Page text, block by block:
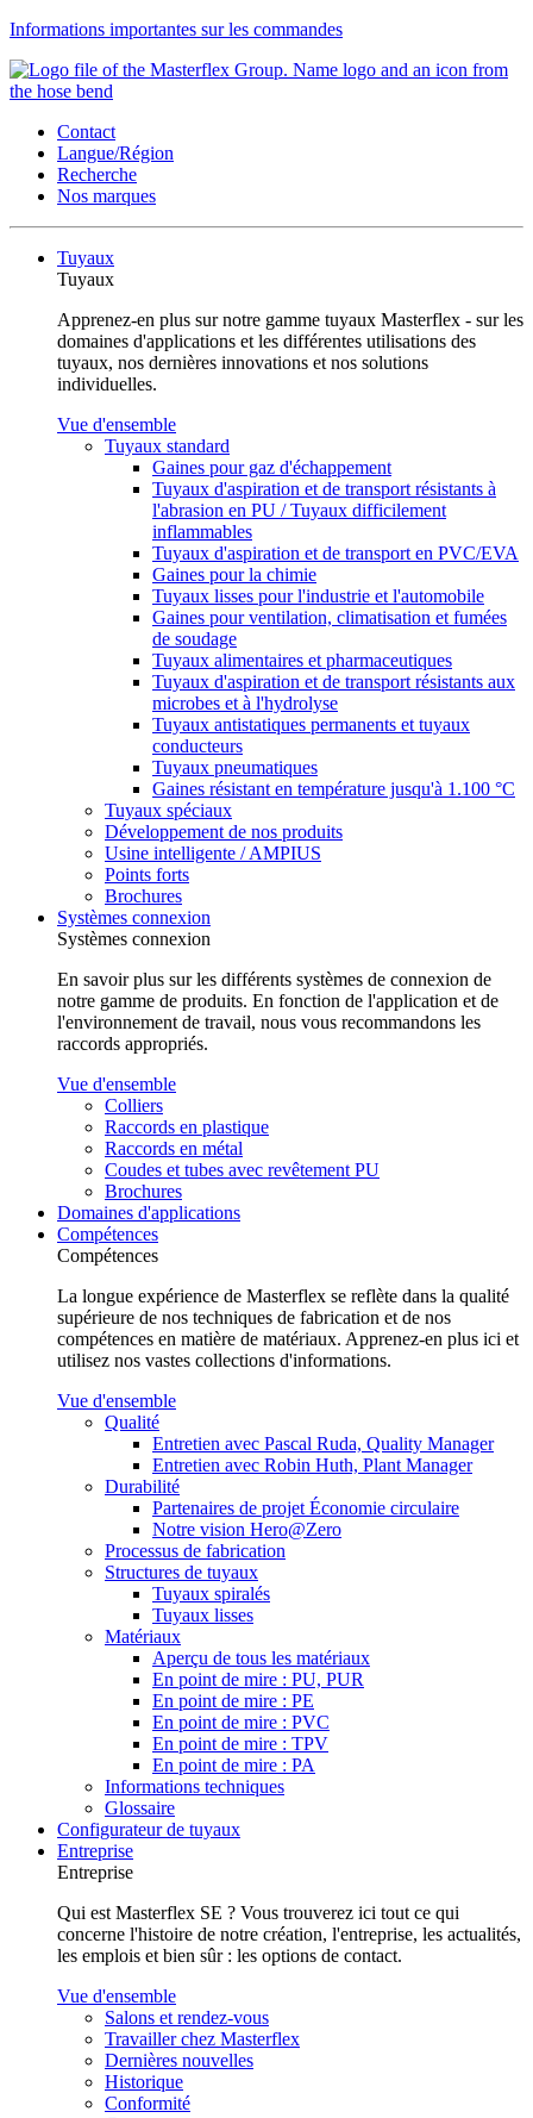
Informations importantes sur les commandes
Contact
Langue/Région
Recherche
Nos marques
Tuyaux
Tuyaux
Apprenez-en plus sur notre gamme tuyaux Masterflex - sur les
domaines d'applications et les différentes utilisations des
tuyaux, nos dernières innovations et nos solutions
individuelles.
Vue d'ensemble
Tuyaux standard
Gaines pour gaz d'échappement
Tuyaux d'aspiration et de transport résistants à
l'abrasion en PU / Tuyaux difficilement
inflammables
Tuyaux d'aspiration et de transport en PVC/EVA
Gaines pour la chimie
Tuyaux lisses pour l'industrie et l'automobile
Gaines pour ventilation, climatisation et fumées
de soudage
Tuyaux alimentaires et pharmaceutiques
Tuyaux d'aspiration et de transport résistants aux
microbes et à l'hydrolyse
Tuyaux antistatiques permanents et tuyaux
conducteurs
Tuyaux pneumatiques
Gaines résistant en température jusqu'à 1.100 °C
Tuyaux spéciaux
Développement de nos produits
Usine intelligente / AMPIUS
Points forts
Brochures
Systèmes connexion
Systèmes connexion
En savoir plus sur les différents systèmes de connexion de
notre gamme de produits. En fonction de l'application et de
l'environnement de travail, nous vous recommandons les
raccords appropriés.
Vue d'ensemble
Colliers
Raccords en plastique
Raccords en métal
Coudes et tubes avec revêtement PU
Brochures
Domaines d'applications
Compétences
Compétences
La longue expérience de Masterflex se reflète dans la qualité
supérieure de nos techniques de fabrication et de nos
compétences en matière de matériaux. Apprenez-en plus ici et
utilisez nos vastes collections d'informations.
Vue d'ensemble
Qualité
Entretien avec Pascal Ruda, Quality Manager
Entretien avec Robin Huth, Plant Manager
Durabilité
Partenaires de projet Économie circulaire
Notre vision Hero@Zero
Processus de fabrication
Structures de tuyaux
Tuyaux spiralés
Tuyaux lisses
Matériaux
Aperçu de tous les matériaux
En point de mire : PU, PUR
En point de mire : PE
En point de mire : PVC
En point de mire : TPV
En point de mire : PA
Informations techniques
Glossaire
Configurateur de tuyaux
Entreprise
Entreprise
Qui est Masterflex SE ? Vous trouverez ici tout ce qui
concerne l'histoire de notre création, l'entreprise, les actualités,
les emplois et bien sûr : les options de contact.
Vue d'ensemble
Salons et rendez-vous
Travailler chez Masterflex
Dernières nouvelles
Historique
Conformité